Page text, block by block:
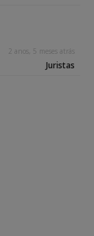
2 anos, 5 meses atrás
Juristas